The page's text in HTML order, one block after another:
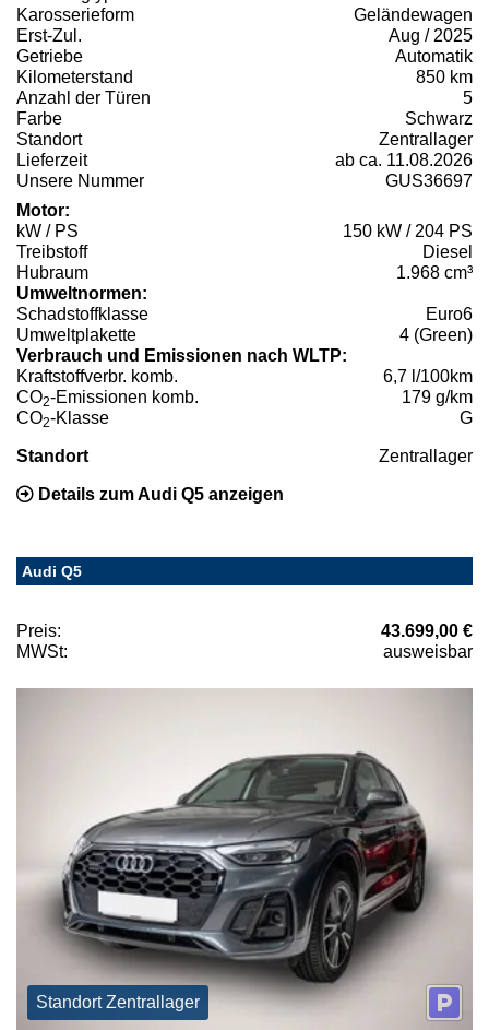
Karosserieform
Geländewagen
Erst-Zul.
Aug / 2025
Getriebe
Automatik
Kilometerstand
850 km
Anzahl der Türen
5
Farbe
Schwarz
Standort
Zentrallager
Lieferzeit
ab ca. 11.08.2026
Unsere Nummer
GUS36697
Motor:
kW / PS
150 kW / 204 PS
Treibstoff
Diesel
Hubraum
1.968 cm³
Umweltnormen:
Schadstoffklasse
Euro6
Umweltplakette
4 (Green)
Verbrauch und Emissionen nach WLTP:
Kraftstoffverbr. komb.
6,7 l/100km
CO2-Emissionen komb.
179 g/km
CO2-Klasse G
Standort Zentrallager
Details zum Audi Q5 anzeigen
Audi Q5
Preis:
43.699,00 €
MWSt:
ausweisbar
Standort Zentrallager